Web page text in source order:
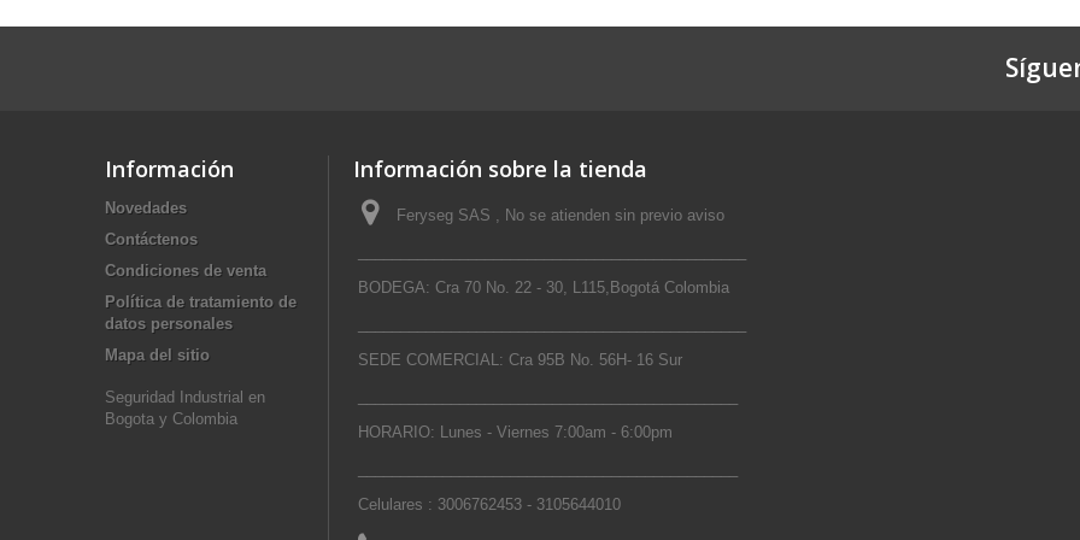
Información
Novedades
Contáctenos
Condiciones de venta
Política de tratamiento de
datos personales
Mapa del sitio
Seguridad Industrial en
Bogota y Colombia
Información sobre la tienda
Feryseg SAS , No se atienden sin previo aviso
BODEGA: Cra 70 No. 22 - 30, L115,Bogotá Colombia
SEDE COMERCIAL: Cra 95B No. 56H- 16 Sur
HORARIO: Lunes - Viernes 7:00am - 6:00pm
Celulares : 3006762453 - 3105644010